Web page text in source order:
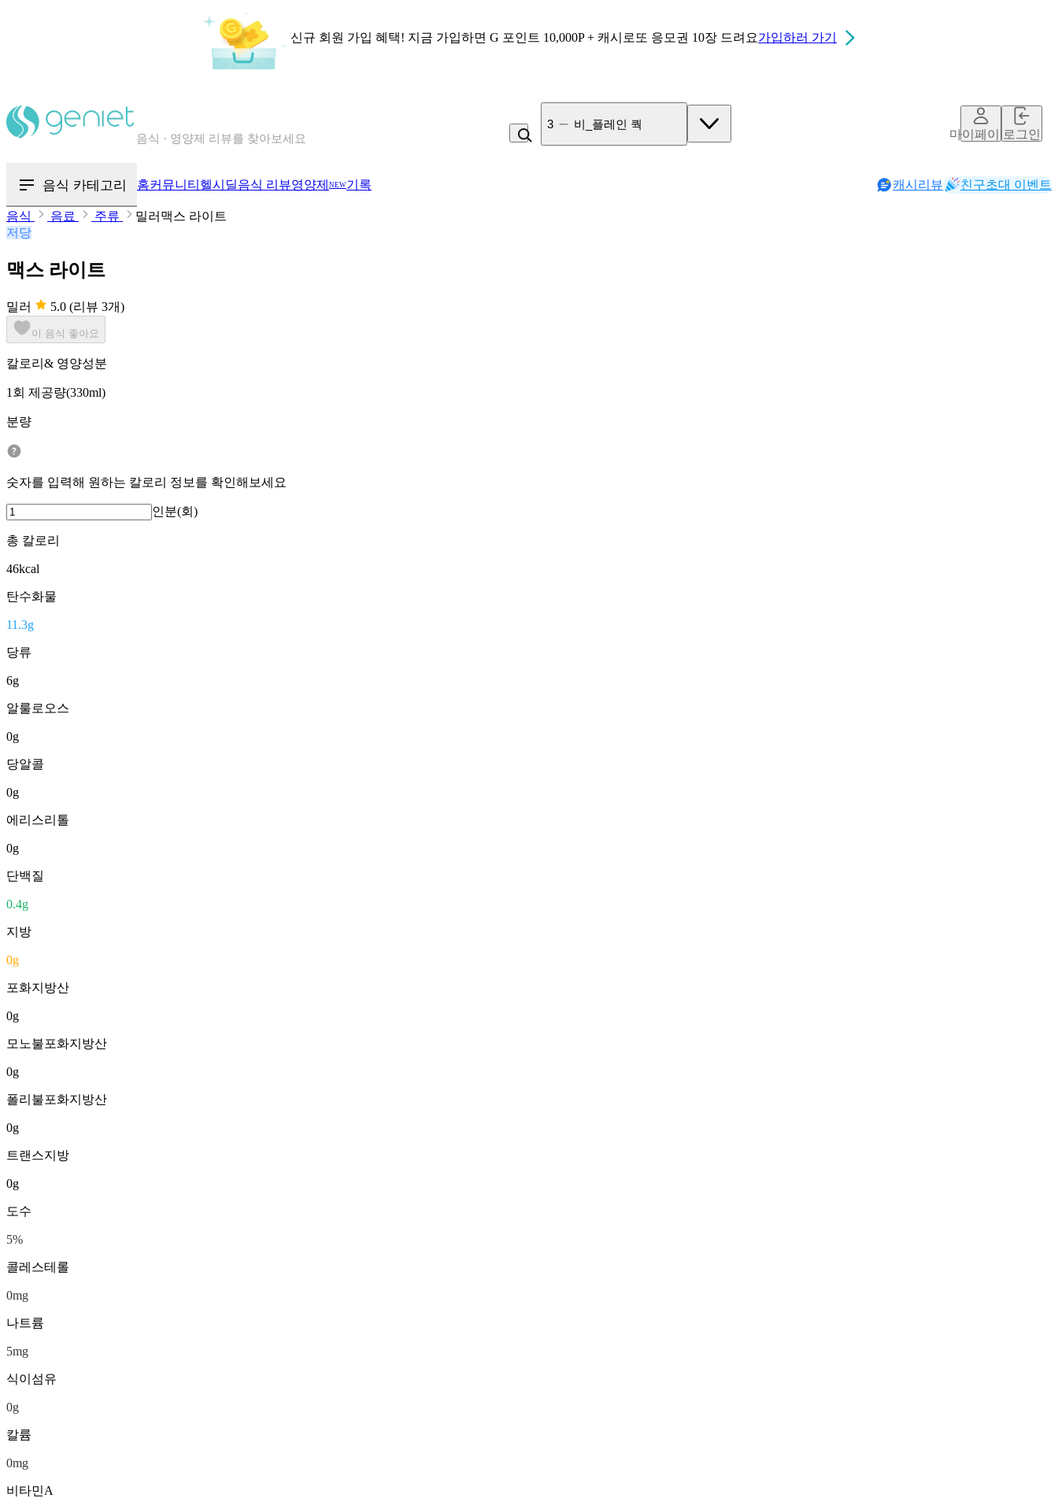
신규 회원 가입 혜택! 지금 가입하면 G 포인트 10,000P + 캐시로또 응모권 10장 드려요가입하러 가기
칼로리와 영양성분을 검색해보세요
3 비_플레인 쿽
마이페이지로그인
음식 카테고리 홈커뮤니티 헬시딜음식 리뷰영양제 NEW기록 캐시리뷰 친구초대 이벤트
음식 음료 주류
밀러맥스 라이트
저당
맥스 라이트
밀러 5.0 (리뷰 3개)
이 음식 좋아요
칼로리& 영양성분
1회 제공량(330ml)
분량
숫자를 입력해 원하는 칼로리 정보를 확인해보세요
인분(회)
총 칼로리
46kcal
탄수화물
11.3g
당류
6g
알룰로오스
0g
당알콜
0g
에리스리톨
0g
단백질
0.4g
지방
0g
포화지방산
0g
모노불포화지방산
0g
폴리불포화지방산
0g
트랜스지방
0g
도수
5%
콜레스테롤
0mg
나트륨
5mg
식이섬유
0g
칼륨
0mg
비타민A